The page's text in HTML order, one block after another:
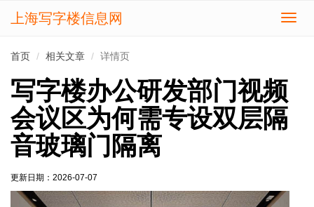
切
上海写字楼信息网
首页 相关文章 详情页
写字楼办公研发部门视频
会议区为何需专设双层隔
音玻璃门隔离
更新日期： 2026-07-07